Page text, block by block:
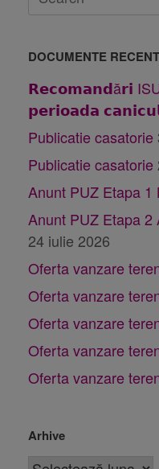
DOCUMENTE
𝗥𝗲𝗰𝗼𝗺𝗮𝗻𝗱ă𝗿𝗶
𝗽𝗲𝗿𝗶𝗼𝗮𝗱𝗮
Publicatie casatorie
Publicatie casatorie
Anunt PUZ Etapa 1
Anunt PUZ Etapa 2
24 iulie 2026
Oferta vanzare
Oferta vanzare
Oferta vanzare
Oferta vanzare
Oferta vanzare
Arhive